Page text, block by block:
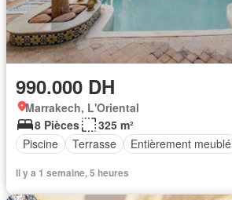
990.000 DH
Marrakech, L'Oriental
8 Pièces
325 m²
Piscine
Terrasse Entièrement meublé
Il y a 1 semaine, 5 heures